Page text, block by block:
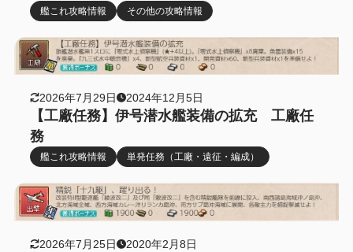
艦これ攻略情報 その他の攻略情報
2026年7月29日 2024年12月5日
【工廠任務】伊号潜水艦装備の拡充 工廠任
務
艦これ攻略情報 単発任務（工廠・遠征・編成）
2026年7月25日 2020年2月8日